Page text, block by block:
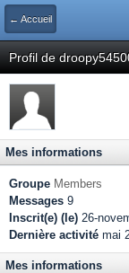
← Accueil
Profil de
Mes informations
Groupe Members
Messages 9
Inscrit(e) (le) 26-
Dernière activité mai
Mes informations